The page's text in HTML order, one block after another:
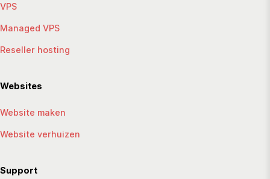
VPS
Managed VPS
Reseller hosting
Websites
Website maken
Website verhuizen
Support